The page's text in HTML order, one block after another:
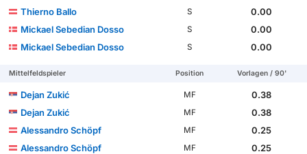
Thierno Ballo
S
0.00
Mickael Sebedian Dosso
S
0.00
Mickael Sebedian Dosso
S 0.00
Mittelfeldspieler Position Vorlagen / 90'
Dejan Zukić MF
0.38
Dejan Zukić
MF
0.38
Alessandro Schöpf
MF
0.25
Alessandro Schöpf
MF
0.25